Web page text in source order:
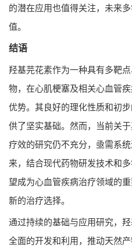
的潜在应用也值得关注，未来
值。
结语
羟基芫花素作为一种具有多靶
物，在心肌梗塞及相关心血管
优势。其良好的理化性质和初
供了坚实基础。然而，当前关
疗效的研究仍不充分，亟需系
来，结合现代药物研发技术和
望成为心血管疾病治疗领域的
新的治疗选择。
通过持续的基础与应用研究，
全面的开发和利用，推动天然